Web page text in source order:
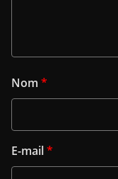
Nom *
E-mail*